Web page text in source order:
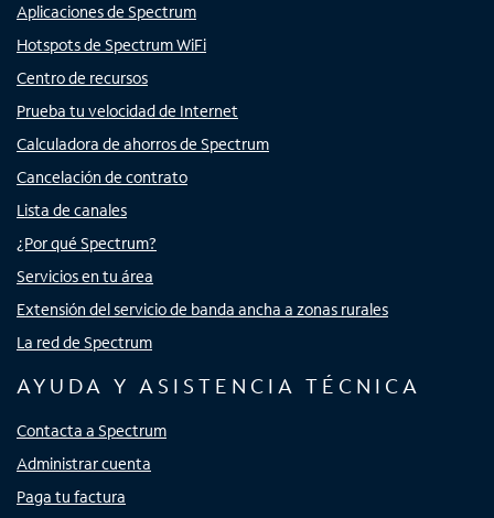
Aplicaciones de Spectrum
Hotspots de Spectrum WiFi
Centro de recursos
Prueba tu velocidad de Internet
Calculadora de ahorros de Spectrum
Cancelación de contrato
Lista de canales
¿Por qué Spectrum?
Servicios en tu área
Extensión del servicio de banda ancha a zonas rurales
La red de Spectrum
AYUDA Y ASISTENCIA TÉCNICA
Contacta a Spectrum
Administrar cuenta
Paga tu factura